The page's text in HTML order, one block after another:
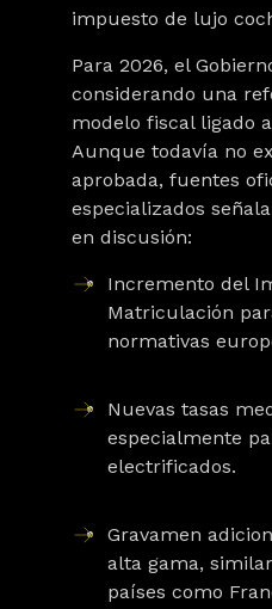
impuesto de lujo
Para 2026, el
considerando una
modelo fiscal ligado
Aunque todavía no
aprobada, fuentes
especializados
en discusión:
Incremento del
Matriculación
normativas
Nuevas tasas
especialmente
electrificados.
Gravamen
alta gama,
países como